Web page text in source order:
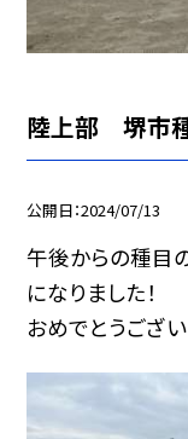
陸上部 堺市
公開日 2024/07/13
午後からの種目
になりました！
おめでとうござい